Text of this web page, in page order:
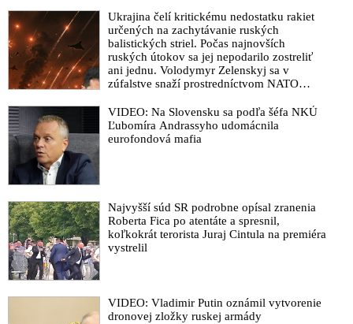
Ukrajina čelí kritickému nedostatku rakiet
určených na zachytávanie ruských
balistických striel. Počas najnovších
ruských útokov sa jej nepodarilo zostreliť
ani jednu. Volodymyr Zelenskyj sa v
zúfalstve snaží prostredníctvom NATO
VIDEO: Na Slovensku sa podľa šéfa NKÚ
Ľubomíra Andrassyho udomácnila
eurofondová mafia
Najvyšší súd SR podrobne opísal zranenia
Roberta Fica po atentáte a spresnil,
koľkokrát terorista Juraj Cintula na premiéra
vystrelil
VIDEO: Vladimir Putin oznámil vytvorenie
dronovej zložky ruskej armády